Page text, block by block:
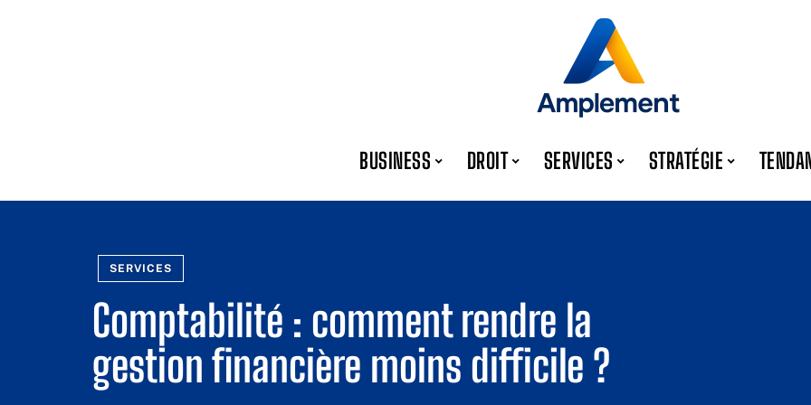
BUSINESS DROIT SERVICES STRATÉGIE
SERVICES
Comptabilité : comment rendre la
gestion financière moins difficile ?